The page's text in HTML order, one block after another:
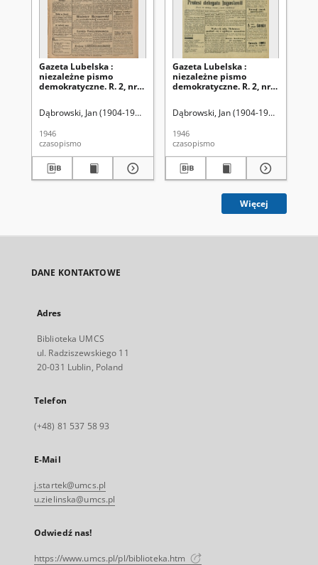
Gazeta Lubelska :
niezależne pismo
demokratyczne. R. 2, nr
Dąbrowski, Jan (1904-1964). Red
1946
czasopismo
Gazeta Lubelska :
niezależne pismo
demokratyczne. R. 2, nr
Dąbrowski, Jan (1904-1964). Red
1946
czasopismo
Więcej
DANE KONTAKTOWE
Adres
Biblioteka UMCS
ul. Radziszewskiego 11
20-031 Lublin, Poland
Telefon
(+48) 81 537 58 93
E-Mail
j.startek@umcs.pl
u.zielinska@umcs.pl
Odwiedź nas!
https://www.umcs.pl/pl/biblioteka.htm